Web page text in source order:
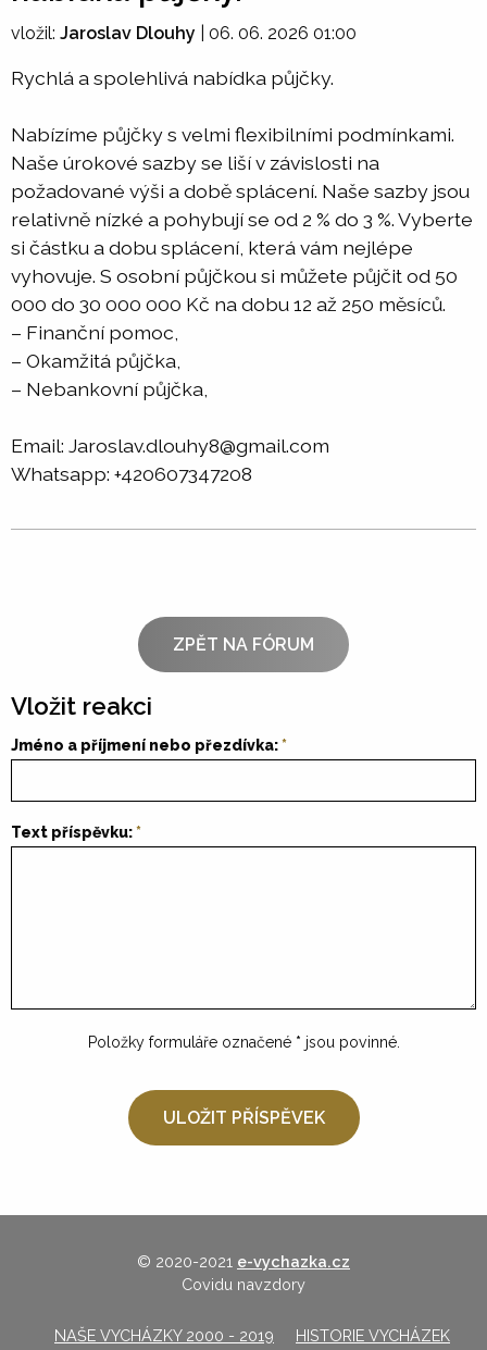
vložil: Jaroslav Dlouhy 06. 06. 2026 01:00
Rychlá a spolehlivá nabídka půjčky.
Nabízíme půjčky s velmi flexibilními podmínkami.
Naše úrokové sazby se liší v závislosti na
požadované výši a době splácení. Naše sazby jsou
relativně nízké a pohybují se od 2 % do 3 %. Vyberte
si částku a dobu splácení, která vám nejlépe
vyhovuje. S osobní půjčkou si můžete půjčit od 50
000 do 30 000 000 Kč na dobu 12 až 250 měsíců.
– Finanční pomoc,
– Okamžitá půjčka,
– Nebankovní půjčka,
Email: Jaroslav.dlouhy8@gmail.com
Whatsapp: +420607347208
ZPĚT NA FÓRUM
Vložit reakci
Jméno a příjmení nebo přezdívka:
Text příspěvku:
Položky formuláře označené * jsou povinné.
© 2020-2021 e-vychazka.cz
Covidu navzdory
NAŠE VYCHÁZKY 2000 - 2019 HISTORIE VYCHÁZEK